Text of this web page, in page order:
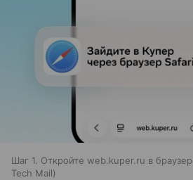
Шаг 1. Откройте web.kuper.ru в
Tech Mail